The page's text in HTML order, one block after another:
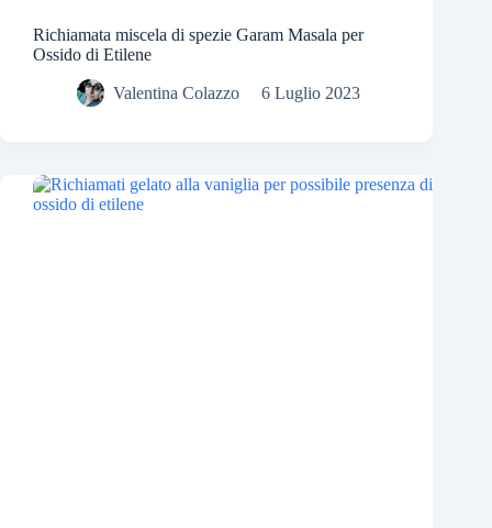
Richiamata miscela di spezie Garam Masala per
Ossido di Etilene
Valentina Colazzo 6 Luglio 2023